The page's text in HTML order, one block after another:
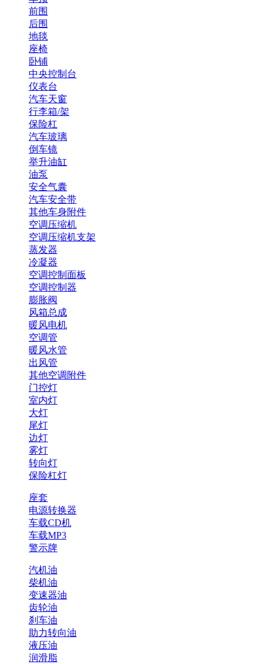
前围
后围
地毯
座椅
卧铺
中央控制台
仪表台
汽车天窗
行李箱/架
保险杠
汽车玻璃
倒车镜
举升油缸
油泵
安全气囊
汽车安全带
其他车身附件
空调压缩机
空调压缩机支架
蒸发器
冷凝器
空调控制面板
空调控制器
膨胀阀
风箱总成
暖风电机
空调管
暖风水管
出风管
其他空调附件
门控灯
室内灯
大灯
尾灯
边灯
雾灯
转向灯
保险杠灯
座套
电源转换器
车载CD机
车载MP3
警示牌
汽机油
柴机油
变速器油
齿轮油
刹车油
助力转向油
液压油
润滑脂